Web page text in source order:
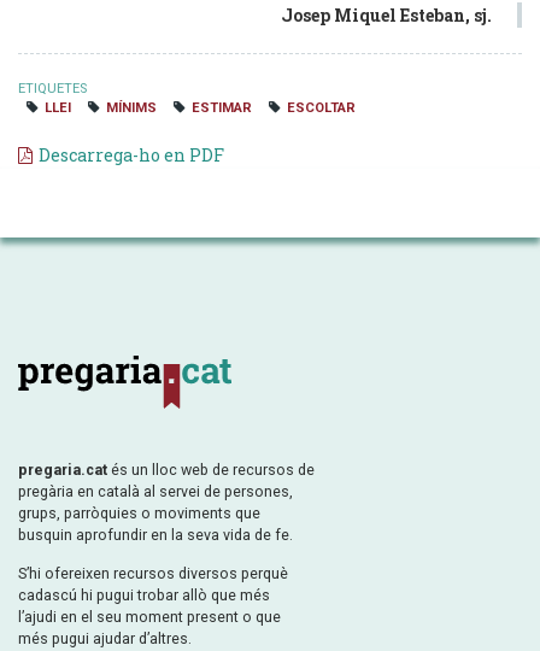
Josep Miquel Esteban, sj.
ETIQUETES
LLEI
MÍNIMS ESTIMAR ESCOLTAR
Descarrega-ho en PDF
pregaria.cat és un lloc web de recursos de
pregària en català al servei de persones,
grups, parròquies o moviments que
busquin aprofundir en la seva vida de fe.
S’hi ofereixen recursos diversos perquè
cadascú hi pugui trobar allò que més
l’ajudi en el seu moment present o que
més pugui ajudar d’altres.